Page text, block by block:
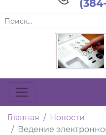
Главная
Новости
Ведение